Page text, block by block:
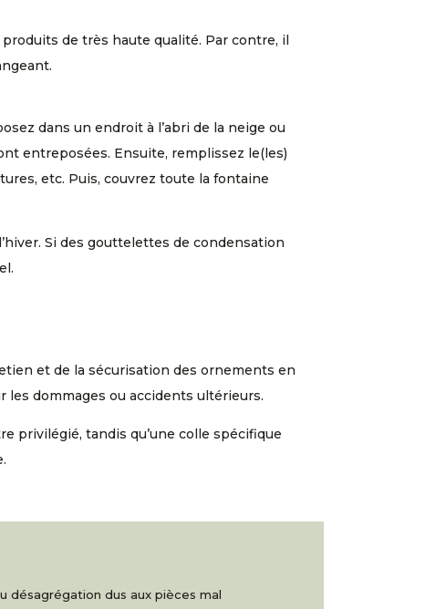
de très haute qualité. Par contre, il
dans un endroit à l’abri de la neige ou
entreposées. Ensuite, remplissez le(les)
etc. Puis, couvrez toute la fontaine
Si des gouttelettes de condensation
et de la sécurisation des ornements en
dommages ou accidents ultérieurs.
privilégié, tandis qu’une colle spécifique
désagrégation dus aux pièces mal